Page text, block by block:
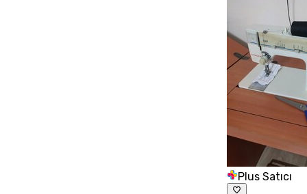
Plus Satıcı